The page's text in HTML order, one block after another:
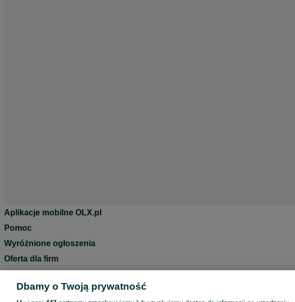
Aplikacje mobilne OLX.pl
Pomoc
Wyróżnione ogłoszenia
Oferta dla firm
Regulamin
Dbamy o Twoją prywatność